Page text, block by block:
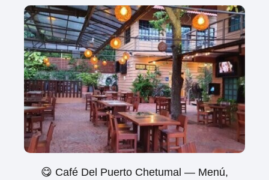
😋 Café Del Puerto Chetumal — Menú,